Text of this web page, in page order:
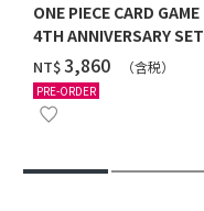
ONE PIECE CARD GAME
4TH ANNIVERSARY SET
NT$‌3,860 （含税）
PRE-ORDER